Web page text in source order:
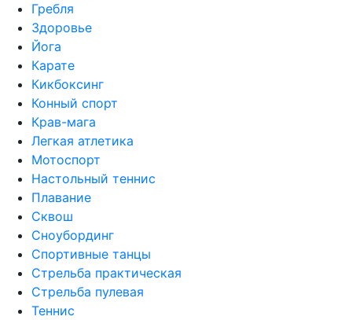
Гребля
Здоровье
Йога
Карате
Кикбоксинг
Конный спорт
Крав-мага
Легкая атлетика
Мотоспорт
Настольный теннис
Плавание
Сквош
Сноубординг
Спортивные танцы
Стрельба практическая
Стрельба пулевая
Теннис